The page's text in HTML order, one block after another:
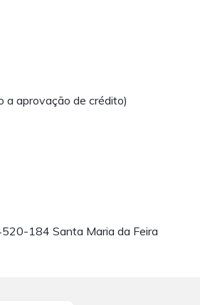
a aprovação de crédito)
184 Santa Maria da Feira